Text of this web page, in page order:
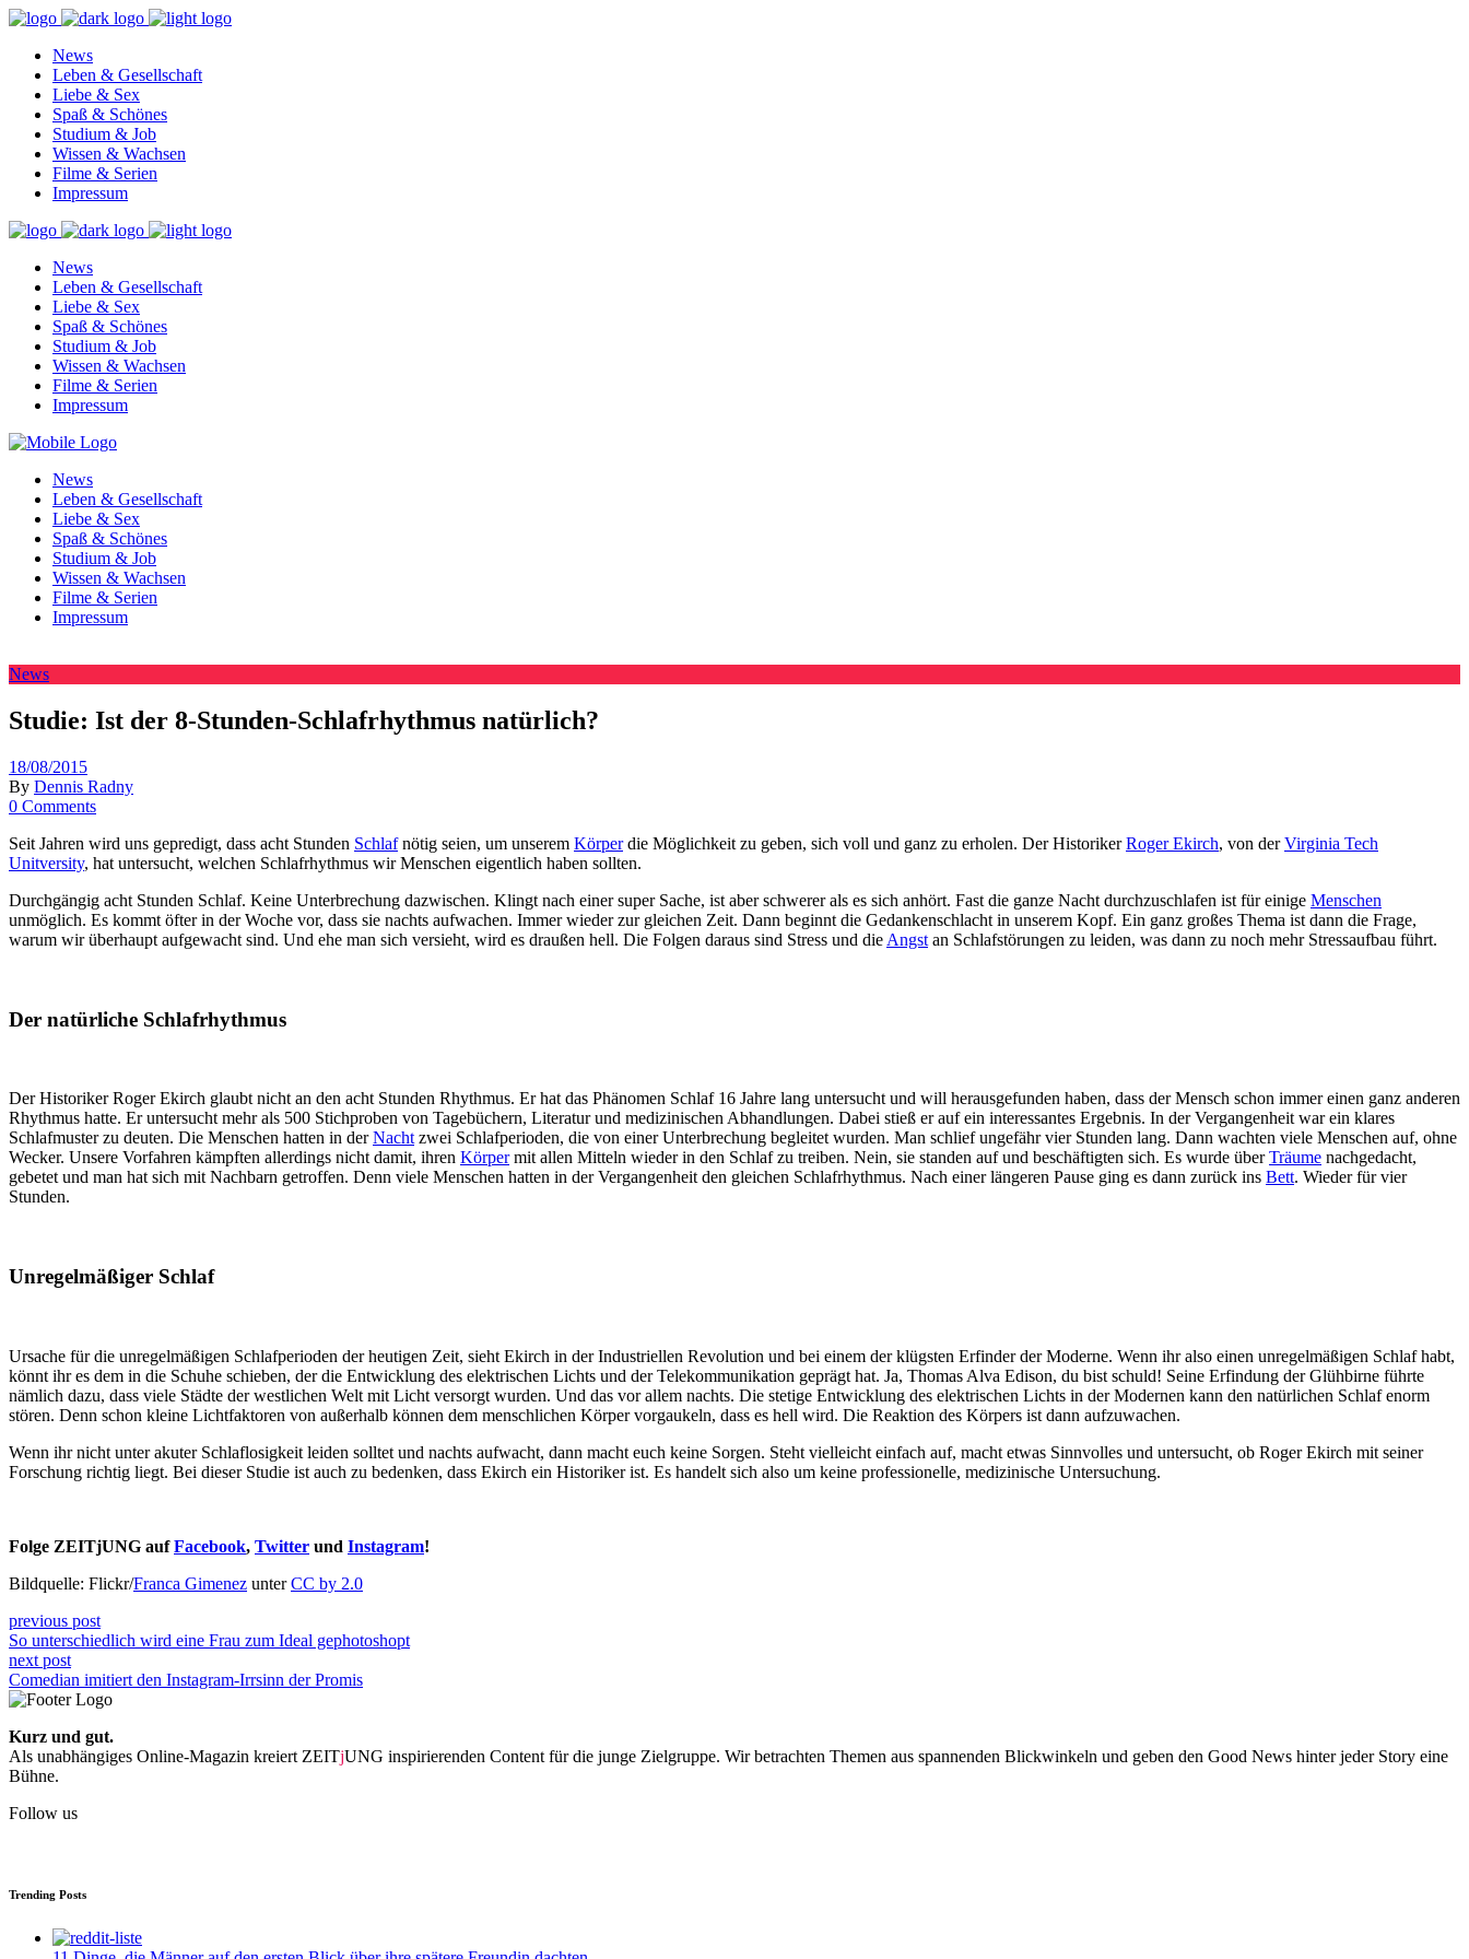
News
Leben & Gesellschaft
Liebe & Sex
Spaß & Schönes
Studium & Job
Wissen & Wachsen
Filme & Serien
Impressum
News
Leben & Gesellschaft
Liebe & Sex
Spaß & Schönes
Studium & Job
Wissen & Wachsen
Filme & Serien
Impressum
News
Leben & Gesellschaft
Liebe & Sex
Spaß & Schönes
Studium & Job
Wissen & Wachsen
Filme & Serien
Impressum
News
Studie: Ist der 8-Stunden-Schlafrhythmus natürlich?
18/08/2015
By Dennis Radny
0 Comments
Seit Jahren wird uns gepredigt, dass acht Stunden Schlafnötig seien, um unserem Körperdie Möglichkeit zu geben, sich voll und ganz zu erholen. Der HistorikerRoger Ekirch, von derVirginia Tech
Unitversity, hat untersucht, welchen Schlafrhythmus wir Menschen eigentlich haben sollten.
Durchgängig acht Stunden Schlaf. Keine Unterbrechung dazwischen. Klingt nach einer super Sache, ist aber schwerer als es sich anhört. Fast die ganze Nacht durchzuschlafen ist für einige Menschen
unmöglich. Es kommt öfter in der Woche vor, dass sie nachts aufwachen. Immer wieder zur gleichen Zeit. Dann beginnt die Gedankenschlacht in unserem Kopf. Ein ganz großes Thema ist dann die Frage,
warum wir überhaupt aufgewacht sind. Und ehe man sich versieht, wird es draußen hell. Die Folgen daraus sind Stress und die Angst an Schlafstörungen zu leiden, was dann zu noch mehr Stressaufbau führt.
Der natürliche Schlafrhythmus
Der Historiker Roger Ekirch glaubt nicht an den acht Stunden Rhythmus. Er hat das Phänomen Schlaf 16 Jahre lang untersucht und will herausgefunden haben, dass der Mensch schon immer einen ganz anderen
Rhythmus hatte. Er untersucht mehr als 500 Stichproben von Tagebüchern, Literatur und medizinischen Abhandlungen. Dabei stieß er auf ein interessantes Ergebnis. In der Vergangenheit war ein klares
Schlafmuster zu deuten. Die Menschen hatten in derNacht zwei Schlafperioden, die von einer Unterbrechung begleitet wurden. Man schlief ungefähr vier Stunden lang. Dann wachten viele Menschen auf, ohne
Wecker. Unsere Vorfahren kämpften allerdings nicht damit, ihren Körpermit allen Mitteln wieder in den Schlaf zu treiben. Nein, sie standen auf und beschäftigten sich. Es wurde überTräume nachgedacht,
gebetet und man hat sich mit Nachbarn getroffen. Denn viele Menschen hatten in der Vergangenheit den gleichen Schlafrhythmus. Nach einer längeren Pause ging es dann zurück ins Bett. Wieder für vier
Stunden.
Unregelmäßiger Schlaf
Ursache für die unregelmäßigen Schlafperioden der heutigen Zeit, sieht Ekirch in der Industriellen Revolution und bei einem der klügsten Erfinder der Moderne. Wenn ihr also einen unregelmäßigen Schlaf habt,
könnt ihr es dem in die Schuhe schieben, der die Entwicklung des elektrischen Lichts und der Telekommunikation geprägt hat. Ja, Thomas Alva Edison, du bist schuld! Seine Erfindung der Glühbirne führte
nämlich dazu, dass viele Städte der westlichen Welt mit Licht versorgt wurden. Und das vor allem nachts. Die stetige Entwicklung des elektrischen Lichts in der Modernen kann den natürlichen Schlaf enorm
stören. Denn schon kleine Lichtfaktoren von außerhalb können dem menschlichen Körper vorgaukeln, dass es hell wird. Die Reaktion des Körpers ist dann aufzuwachen.
Wenn ihr nicht unter akuter Schlaflosigkeit leiden solltet und nachts aufwacht, dann macht euch keine Sorgen. Steht vielleicht einfach auf, macht etwas Sinnvolles und untersucht, ob Roger Ekirch mit seiner
Forschung richtig liegt. Bei dieser Studie ist auch zu bedenken, dass Ekirch ein Historiker ist. Es handelt sich also um keine professionelle, medizinische Untersuchung.
Folge ZEITjUNG aufFacebook, Twitter und Instagram!
Bildquelle: Flickr/Franca Gimenez unterCC by 2.0
previous post
So unterschiedlich wird eine Frau zum Ideal gephotoshopt
next post
Comedian imitiert den Instagram-Irrsinn der Promis
Kurz und gut.
Als unabhängiges Online-Magazin kreiert ZEITjUNG inspirierenden Content für die junge Zielgruppe. Wir betrachten Themen aus spannenden Blickwinkeln und geben den Good News hinter jeder Story eine
Bühne.
Follow us
Trending Posts